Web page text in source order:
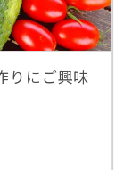
りにご興味